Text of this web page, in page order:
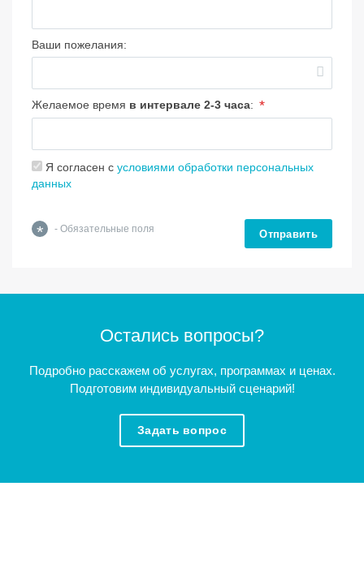
Ваши пожелания:
Желаемое время в интервале 2-3 часа: *
Я согласен с условиями обработки персональных
данных
* - Обязательные поля Отправить
Остались вопросы?
Подробно расскажем об услугах, программах и ценах.
Подготовим индивидуальный сценарий!
Задать вопрос